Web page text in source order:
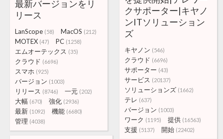
最新バージョンをリ
リース
LanScope (58) MacOS (212)
MOTEX (47) PC (1258)
エムオーテックス (35)
クラウド (6696)
スマホ (925)
バージョン (1003)
リリース (8746) 一元 (202)
大幅 (670) 強化 (2936)
最新 (1092) 機能 (6680)
管理 (4038)
クサポーター|キヤノ
ンITソリューション
ズ
キヤノン (546)
クラウド (6696)
サポーター (43)
サービス (20137)
ソリューションズ (1662)
テレ (637)
バージョン (1003)
ワーク (1195) 提供 (16563)
支援 (5137) 開始 (22402)